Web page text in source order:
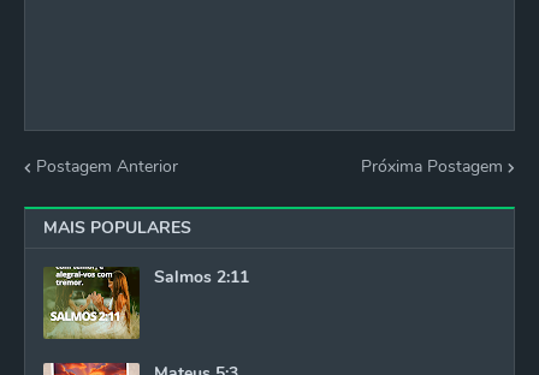
Postagem Anterior Próxima Postagem
MAIS POPULARES
Salmos 2:11